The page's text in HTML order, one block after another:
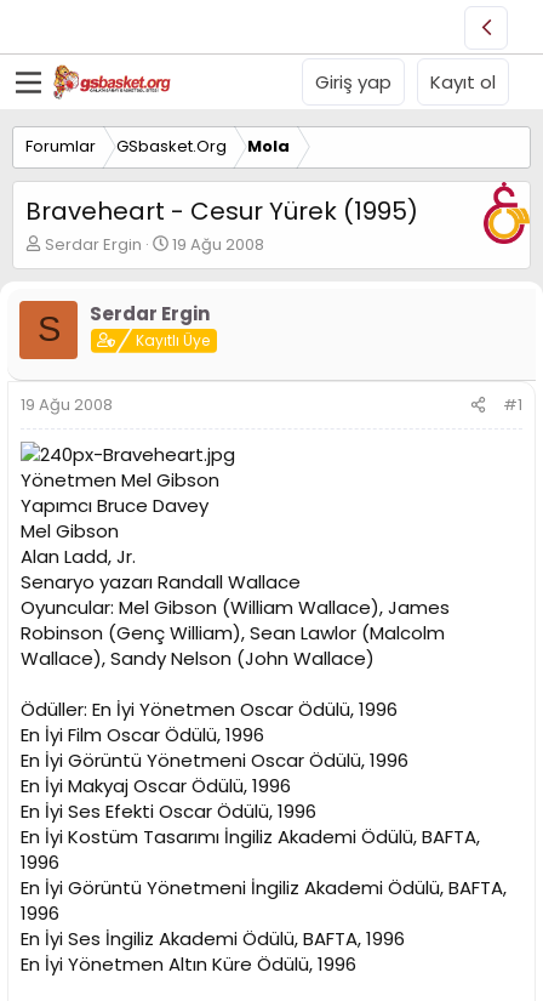
Giriş yap Kayıt ol
Forumlar GSbasket.Org Mola
Braveheart - Cesur Yürek (1995)
K
o
u
y
B
a
ş
a
t
a
n
Serdar Ergin
B
a
l
a
n
g
a
r
i
19 Ağu 2008
S Serdar Ergin
Kayıtlı Üye
19 Ağu 2008 #1
Yönetmen Mel Gibson
Yapımcı Bruce Davey
Mel Gibson
Alan Ladd, Jr.
Senaryo yazarı Randall Wallace
Oyuncular: Mel Gibson (William Wallace), James
Robinson (Genç William), Sean Lawlor (Malcolm
Wallace), Sandy Nelson (John Wallace)
Ödüller: En İyi Yönetmen Oscar Ödülü, 1996
En İyi Film Oscar Ödülü, 1996
En İyi Görüntü Yönetmeni Oscar Ödülü, 1996
En İyi Makyaj Oscar Ödülü, 1996
En İyi Ses Efekti Oscar Ödülü, 1996
En İyi Kostüm Tasarımı İngiliz Akademi Ödülü, BAFTA,
1996
En İyi Görüntü Yönetmeni İngiliz Akademi Ödülü, BAFTA,
1996
En İyi Ses İngiliz Akademi Ödülü, BAFTA, 1996
En İyi Yönetmen Altın Küre Ödülü, 1996